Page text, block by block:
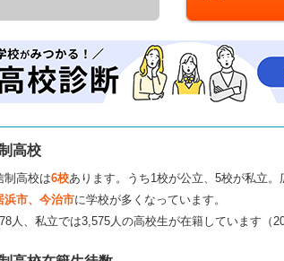
高校
制高校は6校あります。うち1校が公立、5校が私立
浜市、今治市に学校が多くなっています。
人、私立では3,575人の高校生が在籍しています（